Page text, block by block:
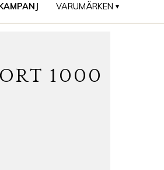
VARUMÄRKEN
1000